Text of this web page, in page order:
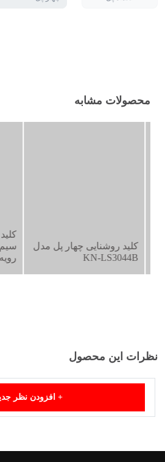
محصولات مشابه
کلید روشنایی چهار پل مدل
KN-LS3044B
نظرات این محصول
+ افزودن نظر